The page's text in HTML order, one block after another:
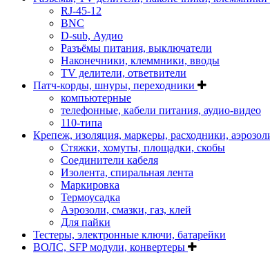
RJ-45-12
BNC
D-sub, Аудио
Разъёмы питания, выключатели
Наконечники, клеммники, вводы
ТV делители, ответвители
Патч-корды, шнуры, переходники
компьютерные
телефонные, кабели питания, аудио-видео
110-типа
Крепеж, изоляция, маркеры, расходники,
Стяжки, хомуты, площадки, скобы
Соединители кабеля
Изолента, спиральная лента
Маркировка
Термоусадка
Аэрозоли, смазки, газ, клей
Для пайки
Тестеры, электронные ключи, батарейки
ВОЛС, SFP модули, конвертеры